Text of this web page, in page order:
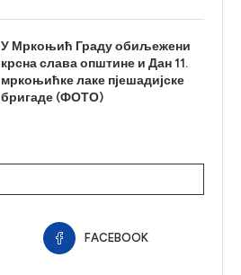
У Мркоњић Граду обиљежени
крсна слава општине и Дан 11.
мркоњићке лаке пјешадијске
бригаде (ФОТО)
FACEBOOK